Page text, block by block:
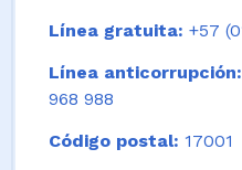
Línea gratuita: +57
Línea anticorrupción:
968 988
Código postal: 17001